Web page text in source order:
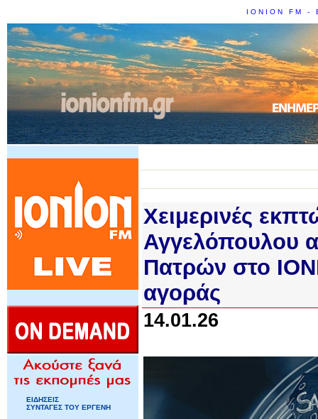
IONION FM -
ΕΙΔΗΣΕΙΣ
ΣΥΝΤΑΓΕΣ ΤΟΥ ΕΡΓΕΝΗ
Χειμερινές
Αγγελόπουλου
Πατρών στο
αγοράς
14.01.26